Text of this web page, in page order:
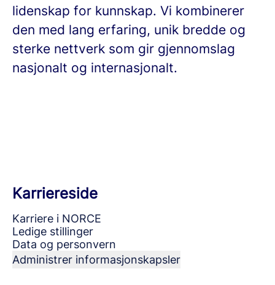
lidenskap for kunnskap. Vi kombinerer
den med lang erfaring, unik bredde og
sterke nettverk som gir gjennomslag
nasjonalt og internasjonalt.
Karriereside
Karriere i NORCE
Ledige stillinger
Data og personvern
Administrer informasjonskapsler